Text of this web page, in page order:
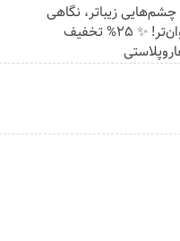
زیباتر، نگاهی
جوان‌تر! ✨ 25% تخفیف